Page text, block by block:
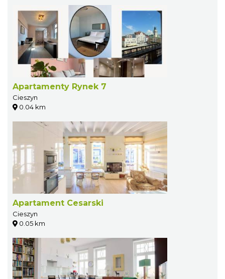
Apartamenty Rynek 7
Cieszyn
0.04 km
Apartament Cesarski
Cieszyn
0.05 km